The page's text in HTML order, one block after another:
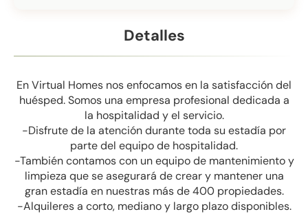
Detalles
En Virtual Homes nos enfocamos en la satisfacción del
huésped. Somos una empresa profesional dedicada a
la hospitalidad y el servicio.
-Disfrute de la atención durante toda su estadía por
parte del equipo de hospitalidad.
-También contamos con un equipo de mantenimiento y
limpieza que se asegurará de crear y mantener una
gran estadía en nuestras más de 400 propiedades.
-Alquileres a corto, mediano y largo plazo disponibles.